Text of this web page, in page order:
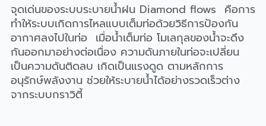
จุดเด่นของระบบระบายน้ำฝน Diamond flows คือการ
ทำให้ระบบเกิดการไหลแบบเต็มท่อด้วยวิธีการป้องกัน
อากาศลงไปในท่อ เมื่อน้ำเต็มท่อ โมเลกุลของน้ำจะดึง
กันออกมาอย่างต่อเนื่อง ความดันภายในท่อจะเปลี่ยน
เป็นความดันติดลบ เกิดเป็นแรงดูด ตามหลักการ
อนุรักษ์พลังงาน ช่วยให้ระบายน้ำได้อย่างรวดเร็วต่าง
จากระบบกราวิตี้